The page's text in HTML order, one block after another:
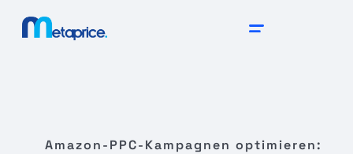
Amazon-PPC-Kampagnen optimieren: